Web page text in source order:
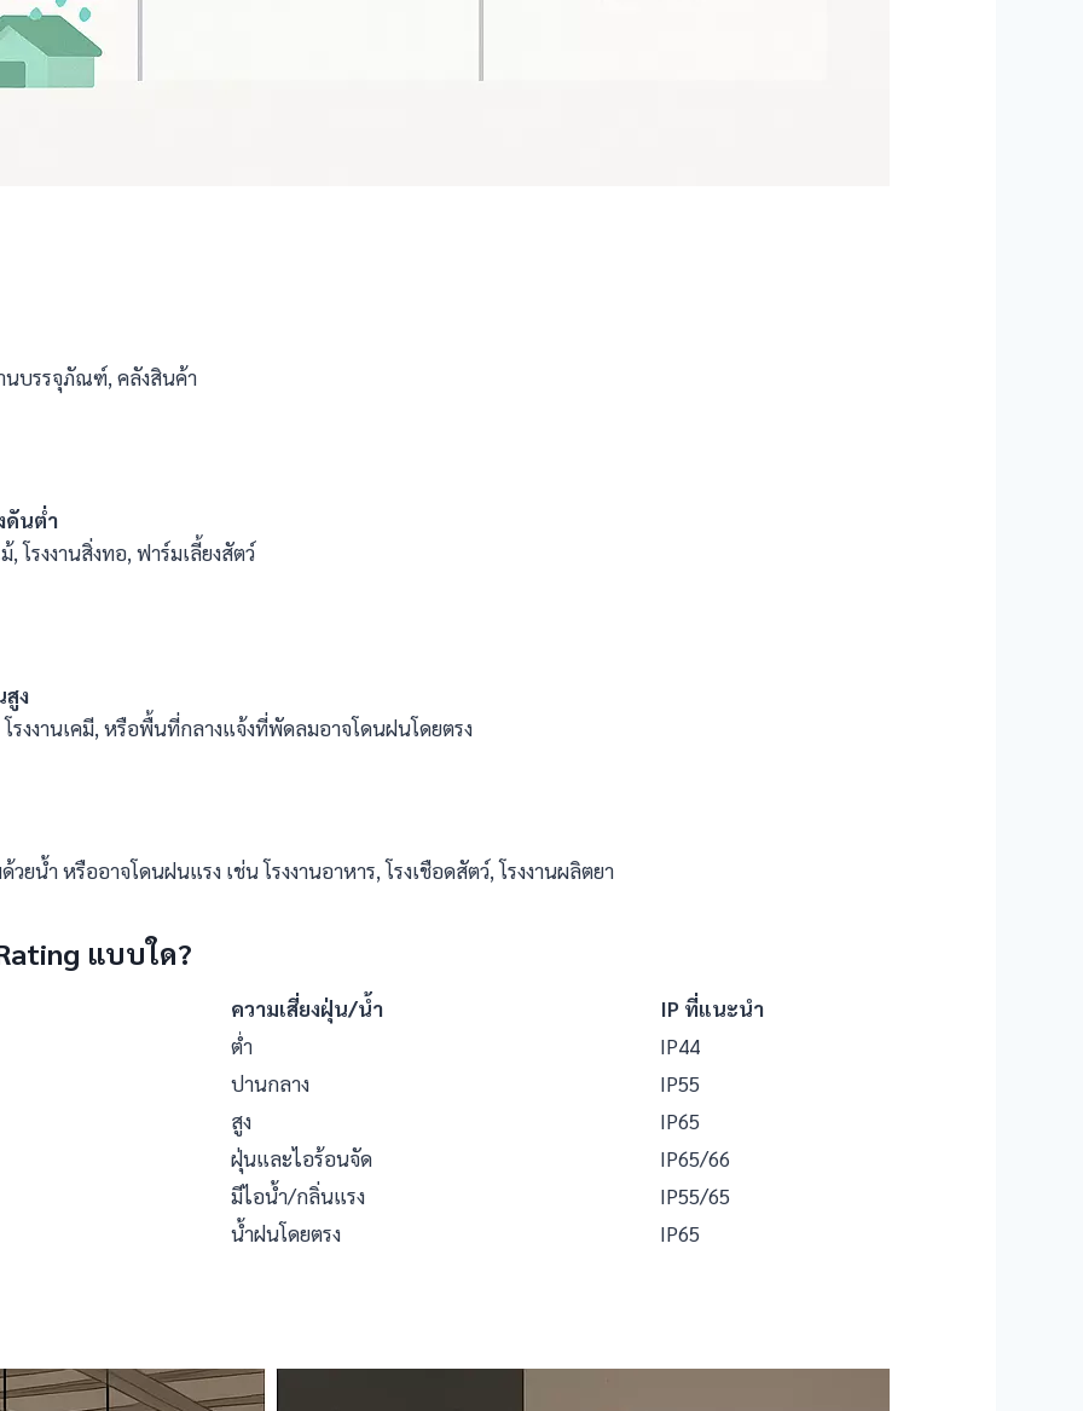
นบรรจุภัณฑ์, คลังสินค้า
ดันต่ำ
โรงงานสิ่งทอ, ฟาร์มเลี้ยงสัตว์
สูง
รงงานเคมี, หรือพื้นที่กลางแจ้งที่พัดลมอาจโดนฝนโดยตรง
น้ำ หรืออาจโดนฝนแรง เช่น โรงงานอาหาร, โรงเชือดสัตว์, โรงงานผลิตยา
แบบใด?
ความเสี่ยงฝุ่น/น้ำ IP ที่แนะนำ
ต่ำ
IP44
ปานกลาง
IP55
สูง
IP65
ฝุ่นและไอร้อนจัด
IP65/66
มีไอน้ำ/กลิ่นแรง
IP55/65
น้ำฝนโดยตรง
IP65